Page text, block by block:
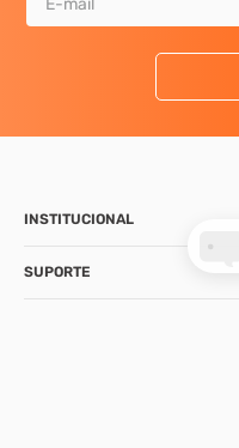
INSTITUCIONAL
SUPORTE